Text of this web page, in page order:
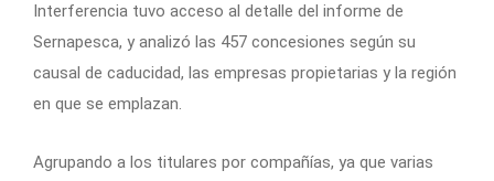
Interferencia tuvo acceso al detalle del informe de
Sernapesca, y analizó las 457 concesiones según su
causal de caducidad, las empresas propietarias y la región
en que se emplazan.
Agrupando a los titulares por compañías, ya que varias